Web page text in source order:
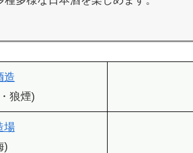
造
狼煙)
場
)